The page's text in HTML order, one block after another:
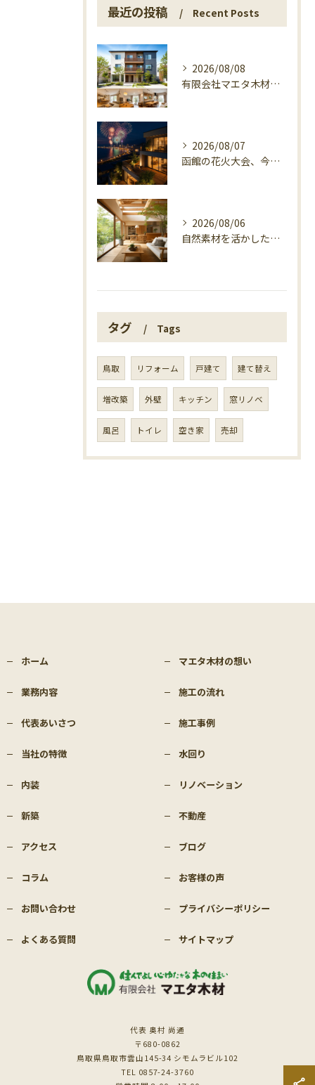
最近の投稿 Recent Posts
2026/08/08
有限会社マエタ木材が3世帯住宅で選ばれる理由
2026/08/07
函館の花火大会、今日の開催確認と湯の川の夜
2026/08/06
自然素材を活かした家づくり、マエタ木材の目線
タグ Tags
鳥取 リフォーム 戸建て 建て替え
増改築 外壁 キッチン 窓リノベ
風呂 トイレ 空き家 売却
ホーム マエタ木材の想い
業務内容 施工の流れ
代表あいさつ 施工事例
当社の特徴 水回り
内装 リノベーション
新築 不動産
アクセス ブログ
コラム お客様の声
お問い合わせ プライバシーポリシー
よくある質問 サイトマップ
代表 奥村 尚通
〒680-0862
鳥取県鳥取市雲山145-34 シモムラビル102
TEL 0857-24-3760